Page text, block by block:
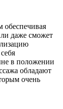
обеспечивая
даже сможет
в положении
обладают
очень